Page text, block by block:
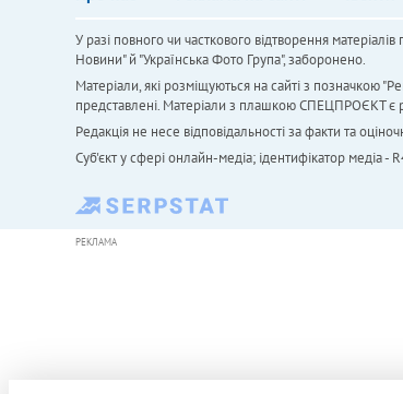
У разі повного чи часткового відтворення
Новини" й "Українська Фото Група", заборонено.
Матеріали, які розміщуються на сайті з позначкою
представлені. Матеріали з плашкою СПЕЦПРОЄКТ є
Редакція не несе відповідальності за факти та
Cуб'єкт у сфері онлайн-медіа; ідентифікатор медіа -
РЕКЛАМА